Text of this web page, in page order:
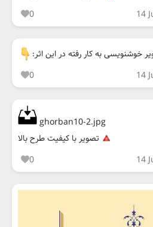
0
14
خوشنویسی به کار رفته در این اثر:
0
14
ghorban10-2.jpg
تصویر با کیفیت طرح بالا
0
14